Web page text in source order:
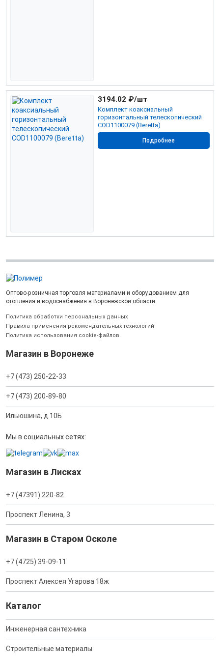
Комплект коаксиальный
горизонтальный телескопический
COD1100079 (Beretta)
3194.02 ₽/шт
Подробнее
Оптово-розничная торговля материалами и оборудованием для
отопления и водоснабжения в Воронежской области.
Политика обработки персональных данных
Правила применения рекомендательных технологий
Политика использования cookie-файлов
Магазин в Воронеже
+7 (473) 250-22-33
+7 (473) 200-89-80
Ильюшина, д.10Б
Мы в социальных сетях:
Магазин в Лисках
+7 (47391) 220-82
Проспект Ленина, 3
Магазин в Старом Осколе
+7 (4725) 39-09-11
Проспект Алексея Угарова 18ж
Каталог
Инженерная сантехника
Строительные материалы